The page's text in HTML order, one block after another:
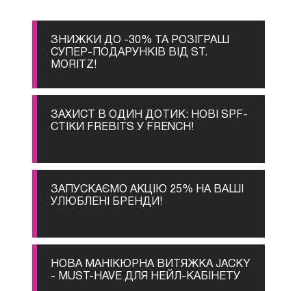
ЗНИЖКИ ДО -30% ТА РОЗІГРАШ
СУПЕР-ПОДАРУНКІВ ВІД ST.
MORITZ!
ЗАХИСТ В ОДИН ДОТИК: НОВІ SPF-
СТІКИ FREBITS У FRENCH!
ЗАПУСКАЄМО АКЦІЮ 25% НА ВАШІ
УЛЮБЛЕНІ БРЕНДИ!
НОВА МАНІКЮРНА ВИТЯЖКА JACKY
- MUST-HAVE ДЛЯ НЕЙЛ-КАБІНЕТУ